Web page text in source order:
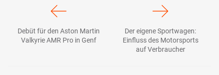
Debüt für den Aston Martin
Valkyrie AMR Pro in Genf
Der eigene Sportwagen:
Einfluss des Motorsports
auf Verbraucher